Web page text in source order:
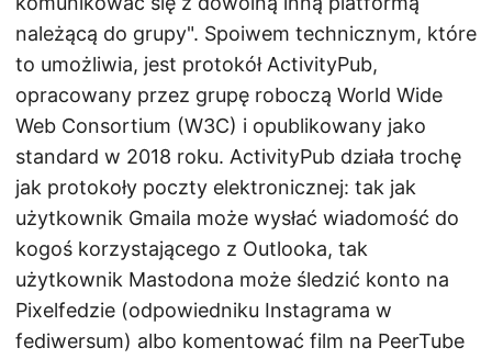
należącą do grupy". Spoiwem technicznym, które
to umożliwia, jest protokół ActivityPub,
opracowany przez grupę roboczą World Wide
Web Consortium (W3C) i opublikowany jako
standard w 2018 roku. ActivityPub działa trochę
jak protokoły poczty elektronicznej: tak jak
użytkownik Gmaila może wysłać wiadomość do
kogoś korzystającego z Outlooka, tak
użytkownik Mastodona może śledzić konto na
Pixelfedzie (odpowiedniku Instagrama w
fediwersum) albo komentować film na PeerTube